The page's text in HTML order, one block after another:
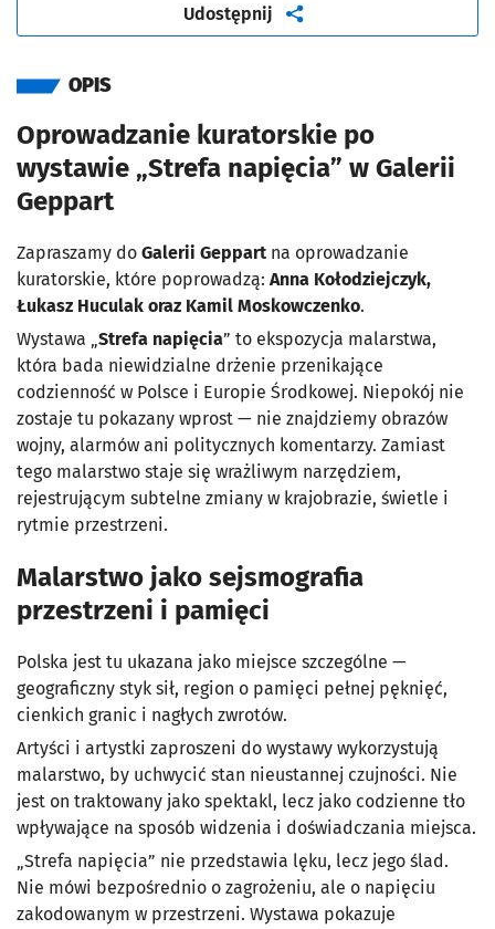
Udostępnij artykuł
OPIS
Oprowadzanie kuratorskie po
wystawie „Strefa napięcia” w Galerii
Geppart
Zapraszamy do Galerii Geppart na oprowadzanie
kuratorskie, które poprowadzą: Anna Kołodziejczyk,
Łukasz Huculak oraz Kamil Moskowczenko.
Wystawa „Strefa napięcia” to ekspozycja malarstwa,
która bada niewidzialne drżenie przenikające
codzienność w Polsce i Europie Środkowej. Niepokój nie
zostaje tu pokazany wprost — nie znajdziemy obrazów
wojny, alarmów ani politycznych komentarzy. Zamiast
tego malarstwo staje się wrażliwym narzędziem,
rejestrującym subtelne zmiany w krajobrazie, świetle i
rytmie przestrzeni.
Malarstwo jako sejsmografia
przestrzeni i pamięci
Polska jest tu ukazana jako miejsce szczególne —
geograficzny styk sił, region o pamięci pełnej pęknięć,
cienkich granic i nagłych zwrotów.
Artyści i artystki zaproszeni do wystawy wykorzystują
malarstwo, by uchwycić stan nieustannej czujności. Nie
jest on traktowany jako spektakl, lecz jako codzienne tło
wpływające na sposób widzenia i doświadczania miejsca.
„Strefa napięcia” nie przedstawia lęku, lecz jego ślad.
Nie mówi bezpośrednio o zagrożeniu, ale o napięciu
zakodowanym w przestrzeni. Wystawa pokazuje